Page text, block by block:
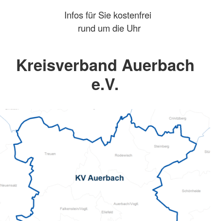
Infos für Sie kostenfrei
rund um die Uhr
Kreisverband Auerbach
e.V.